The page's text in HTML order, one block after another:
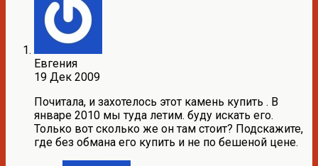
Евгения
19 Дек 2009
Почитала, и захотелось этот камень купить . В
январе 2010 мы туда летим. буду искать его.
Только вот сколько же он там стоит? Подскажите,
где без обмана его купить и не по бешеной цене.